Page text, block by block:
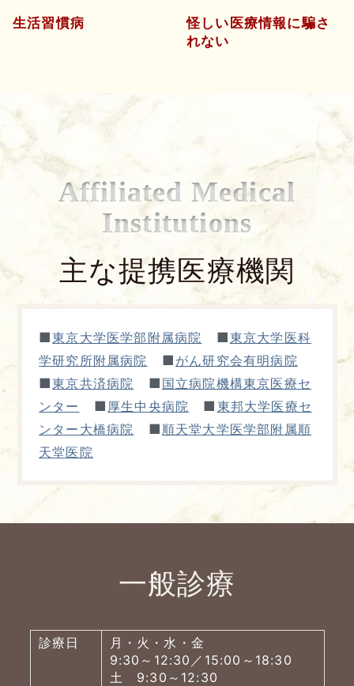
生活習慣病
怪しい医療情報に騙さ
れない
Affiliated Medical
Institutions
主な提携医療機関
■東京大学医学部附属病院 ■東京大学医科
学研究所附属病院
■ がん研究会有明病院
■東京共済病院 ■ 国立病院機構東京医療セ
ンター
■ 厚生中央病院 ■ 東邦大学医療セ
ンター大橋病院
■ 順天堂大学医学部附属順
天堂医院
一般診療
診療日
月・火・水・金
9:30～12:30／15:00～18:30
土 9:30～12:30